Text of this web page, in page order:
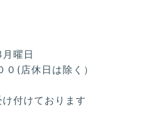
曜日
(店休日は除く）
付けております